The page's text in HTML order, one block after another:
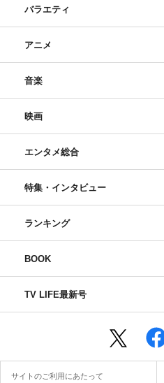
バラエティ
アニメ
音楽
映画
エンタメ総合
特集・インタビュー
ランキング
BOOK
TV LIFE最新号
サイトのご利用にあたって